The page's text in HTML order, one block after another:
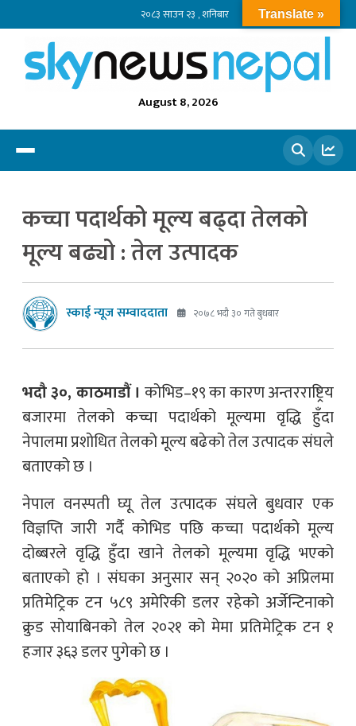
२०८३ साउन २३ , शनिबार
August 8, 2026
कच्चा पदार्थकोे मूल्य बढ्दा तेलको
मूल्य बढ्यो : तेल उत्पादक
स्काई न्यूज सम्वाददाता २०७८ भदौ ३० गते बुधबार
भदौ ३०, काठमाडौं । कोभिड–१९ का कारण अन्तरराष्ट्रिय
बजारमा तेलको कच्चा पदार्थको मूल्यमा वृद्धि हुँदा
नेपालमा प्रशोधित तेलको मूल्य बढेको तेल उत्पादक संघले
बताएको छ ।
नेपाल वनस्पती घ्यू तेल उत्पादक संघले बुधवार एक
विज्ञप्ति जारी गर्दै कोभिड पछि कच्चा पदार्थको मूल्य
दोब्बरले वृद्धि हुँदा खाने तेलको मूल्यमा वृद्धि भएको
बताएको हो । संघका अनुसार सन् २०२० को अप्रिलमा
प्रतिमेट्रिक टन ५८९ अमेरिकी डलर रहेको अर्जेन्टिनाको
क्रुड सोयाबिनको तेल २०२१ को मेमा प्रतिमेट्रिक टन १
हजार ३६३ डलर पुगेको छ ।
Translate »